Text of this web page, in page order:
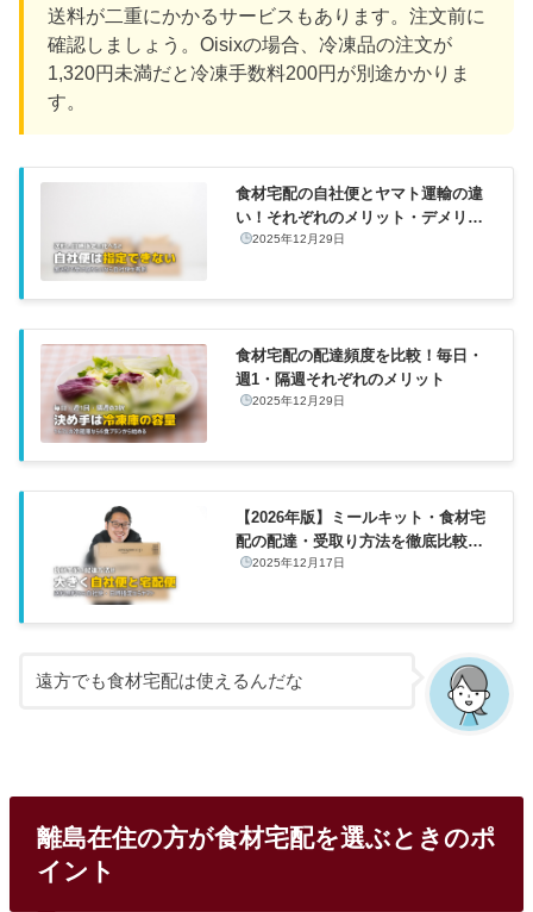
送料が二重にかかるサービスもあります。注文前に
確認しましょう。Oisixの場合、冷凍品の注文が
1,320円未満だと冷凍手数料200円が別途かかりま
す。
食材宅配の自社便とヤマト運輸の違
い！それぞれのメリット・デメリッ
ト比較
2025年12月29日
食材宅配の配達頻度を比較！毎日・
週1・隔週それぞれのメリット
2025年12月29日
【2026年版】ミールキット・食材宅
配の配達・受取り方法を徹底比較ま
とめ2025年12月17日
遠方でも食材宅配は使えるんだな
離島在住の方が食材宅配を選ぶときのポ
イント